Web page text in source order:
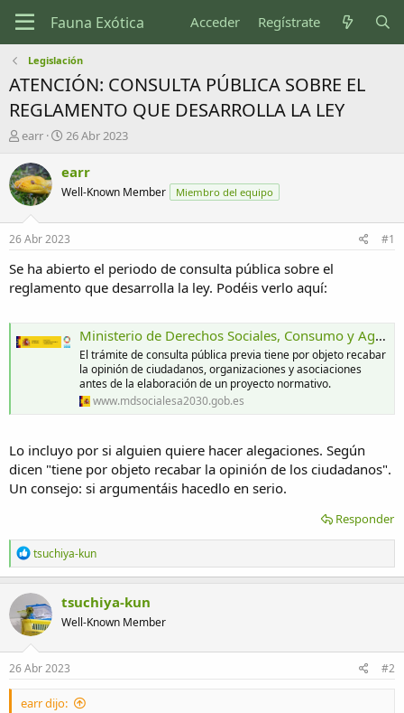
Acceder Regístrate
Legislación
ATENCIÓN: CONSULTA PÚBLICA SOBRE EL
REGLAMENTO QUE DESARROLLA LA LEY
I
i
c
i
d
o
r
e
e
earr
F
c
a
e
i
n
c
26 Abr 2023
earr
Well-Known Member Miembro del equipo
26 Abr 2023 #1
Se ha abierto el periodo de consulta pública sobre el
reglamento que desarrolla la ley. Podéis verlo aquí:
Ministerio de Derechos Sociales, Consumo y Agenda 2030 - Consultas públicas previas
El trámite de consulta pública previa tiene por objeto recabar
la opinión de ciudadanos, organizaciones y asociaciones
antes de la elaboración de un proyecto normativo.
www.mdsocialesa2030.gob.es
Lo incluyo por si alguien quiere hacer alegaciones. Según
dicen "tiene por objeto recabar la opinión de los ciudadanos".
Un consejo: si argumentáis hacedlo en serio.
Responder
R
e
a
c
c
i
o
n
e
tsuchiya-kun
tsuchiya-kun
Well-Known Member
26 Abr 2023 #2
earr dijo: